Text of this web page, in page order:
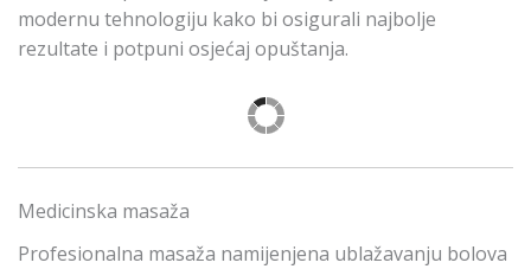
modernu tehnologiju kako bi osigurali najbolje
rezultate i potpuni osjećaj opuštanja.
Medicinska masaža
Profesionalna masaža namijenjena ublažavanju bolova